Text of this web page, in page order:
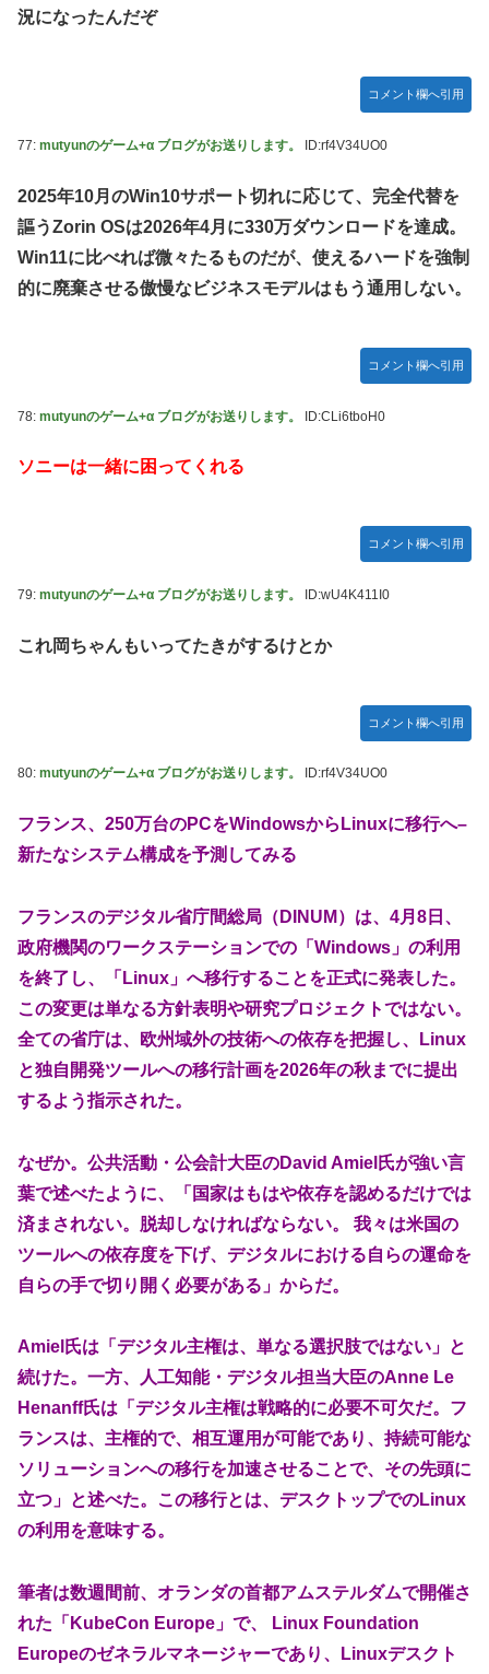
況になったんだぞ
コメント欄へ引用
77: mutyunのゲーム+α ブログがお送りします。 ID:rf4V34UO0
2025年10月のWin10サポート切れに応じて、完全代替を
謳うZorin OSは2026年4月に330万ダウンロードを達成。
Win11に比べれば微々たるものだが、使えるハードを強制
的に廃棄させる傲慢なビジネスモデルはもう通用しない。
コメント欄へ引用
78: mutyunのゲーム+α ブログがお送りします。 ID:CLi6tboH0
ソニーは一緒に困ってくれる
コメント欄へ引用
79: mutyunのゲーム+α ブログがお送りします。 ID:wU4K411I0
これ岡ちゃんもいってたきがするけとか
コメント欄へ引用
80: mutyunのゲーム+α ブログがお送りします。 ID:rf4V34UO0
フランス、250万台のPCをWindowsからLinuxに移行へ–
新たなシステム構成を予測してみる
フランスのデジタル省庁間総局（DINUM）は、4月8日、
政府機関のワークステーションでの「Windows」の利用
を終了し、「Linux」へ移行することを正式に発表した。
この変更は単なる方針表明や研究プロジェクトではない。
全ての省庁は、欧州域外の技術への依存を把握し、Linux
と独自開発ツールへの移行計画を2026年の秋までに提出
するよう指示された。
なぜか。公共活動・公会計大臣のDavid Amiel氏が強い言
葉で述べたように、「国家はもはや依存を認めるだけでは
済まされない。脱却しなければならない。 我々は米国の
ツールへの依存度を下げ、デジタルにおける自らの運命を
自らの手で切り開く必要がある」からだ。
Amiel氏は「デジタル主権は、単なる選択肢ではない」と
続けた。一方、人工知能・デジタル担当大臣のAnne Le
Henanff氏は「デジタル主権は戦略的に必要不可欠だ。フ
ランスは、主権的で、相互運用が可能であり、持続可能な
ソリューションへの移行を加速させることで、その先頭に
立つ」と述べた。この移行とは、デスクトップでのLinux
の利用を意味する。
筆者は数週間前、オランダの首都アムステルダムで開催さ
れた「KubeCon Europe」で、 Linux Foundation
Europeのゼネラルマネージャーであり、Linuxデスクト